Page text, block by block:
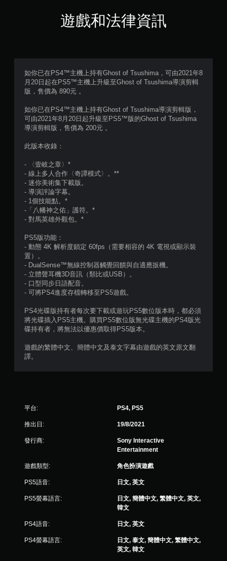
遊戲和法律資訊
如你已在PS4™主機上持有Ghost of Tsushima，可由2021年8
月20日起在PS5™主機上升級至Ghost of Tsushima導演剪輯
版，售價為 890元 。
如你已在PS4™主機上持有Ghost of Tsushima導演剪輯版，
可由2021年8月20日起升級至PS5™版的Ghost of Tsushima
導演剪輯版，售價為 200元 。
此版本收錄：
- 〈壹岐之章〉*
- 線上多人合作〈奇譚模式〉。**
- 迷你美術集下載版。
- 導演評論字幕。
- 1個技能點。*
-「八幡神之佑」護符。*
- 對馬英雄外觀包。*
PS5版功能：
- 動態 4K 解析度鎖定 60fps（需要相容的 4K 電視或顯示裝
置）。
- DualSense™無線控制器觸覺回饋與自適應扳機。
- 立體聲耳機3D音訊（類比或USB）。
- 口型同步日語配音。
- 可將PS4進度存檔轉移至PS5遊戲。
PS4光碟版持有者每次要下載或遊玩PS5數位版本時，都必須
將光碟插入PS5主機。購買PS5數位版無光碟主機的PS4版光
碟持有者，將無法以優惠價取得PS5版本。
遊戲的繁體中文、簡體中文及泰文字幕由遊戲的英文原文翻
譯。
平台: PS4, PS5
推出日: 19/8/2021
發行商:
Sony Interactive
Entertainment
遊戲類型: 角色扮演遊戲
PS5語音: 日文, 英文
PS5螢幕語言:
日文, 簡體中文, 繁體中文, 英文,
韓文
PS4語音: 日文, 英文
PS4螢幕語言:
日文, 泰文, 簡體中文, 繁體中文,
英文, 韓文